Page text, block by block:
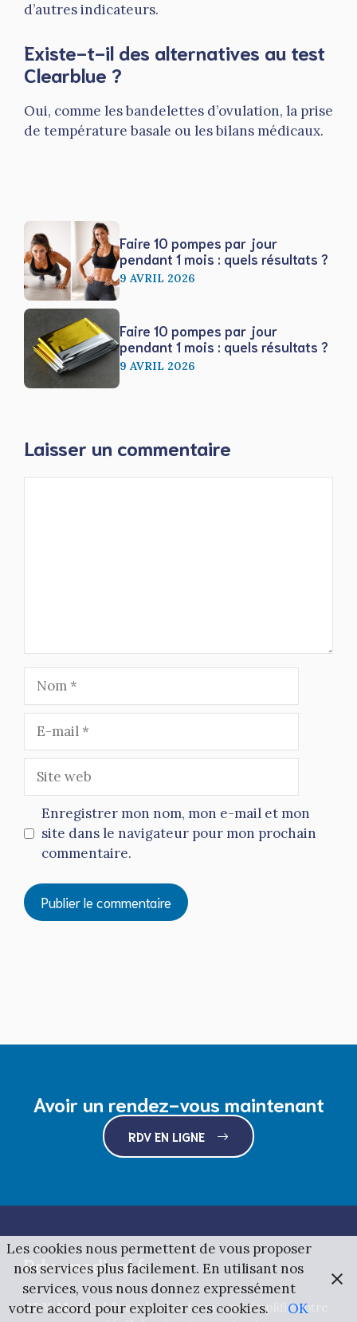
d’autres indicateurs.
Existe-t-il des alternatives au test
Clearblue ?
Oui, comme les bandelettes d’ovulation, la prise
de température basale ou les bilans médicaux.
Faire 10 pompes par jour
pendant 1 mois : quels résultats ?
9 AVRIL 2026
Faire 10 pompes par jour
pendant 1 mois : quels résultats ?
9 AVRIL 2026
Laisser un commentaire
mail
web
Enregistrer mon nom, mon e-mail et mon
site dans le navigateur pour mon prochain
commentaire.
Avoir un rendez-vous maintenant
RDV EN LIGNE
Rdv-medical.fr
RDV-Medical.frest la plateforme qui simplifie votre
Les cookies nous permettent de vous proposer
nos services plus facilement. En utilisant nos
services, vous nous donnez expressément
votre accord pour exploiter ces cookies.
OK